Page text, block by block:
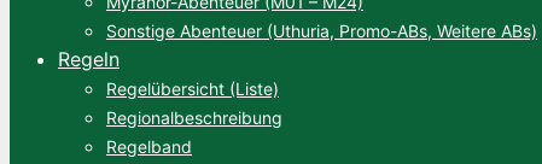
Sonstige Abenteuer (Uthuria, Promo-ABs, Weitere ABs)
Regeln
Regelübersicht (Liste)
Regionalbeschreibung
Regelband